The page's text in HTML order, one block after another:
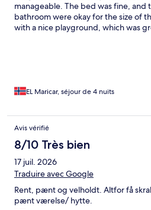
manageable. The bed was fine, and
bathroom were okay for the size of
with a nice playground, which was
EL Maricar, séjour de 4 nuits
Avis vérifié
8/10 Très bien
17 juil. 2026
Traduire avec Google
Rent, pænt og velholdt. Altfor få
pænt værelse/ hytte.